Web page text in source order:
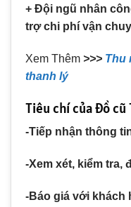
+ Đội ngũ nhân
trợ chi phí vận
Xem Thêm >>> Thu
thanh lý
Tiêu chí của Đồ
-Tiếp nhận thông
-Xem xét, kiểm tra,
-Báo giá với khách